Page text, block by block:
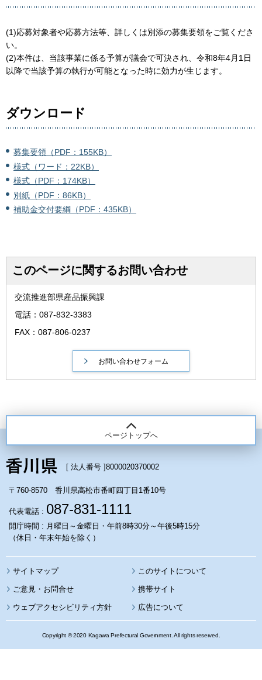
(1)応募対象者や応募方法等、詳しくは別添の募集要領をご覧くださ
い。
(2)本件は、当該事業に係る予算が議会で可決され、令和8年4月1日
以降で当該予算の執行が可能となった時に効力が生じます。
ダウンロード
募集要領（PDF：155KB）
様式（ワード：22KB）
様式（PDF：174KB）
別紙（PDF：86KB）
補助金交付要綱（PDF：435KB）
このページに関するお問い合わせ
交流推進部県産品振興課
電話：087‐832-3383
FAX：087-806-0237
ページトップへ
[ 法人番号 ]8000020370002
〒760-8570 香川県高松市番町四丁目1番10号
代表電話 : 087-831-1111
開庁時間 : 月曜日～金曜日・午前8時30分～午後5時15分
（休日・年末年始を除く）
サイトマップ このサイトについて
携帯サイト
ウェブアクセシビリティ方針 広告について
Copyright © 2020 Kagawa Prefectural Government. All rights reserved.